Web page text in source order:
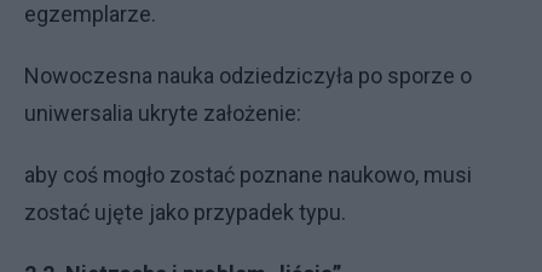
egzemplarze.
Nowoczesna nauka odziedziczyła po sporze o
uniwersalia ukryte założenie:
aby coś mogło zostać poznane naukowo, musi
zostać ujęte jako przypadek typu.